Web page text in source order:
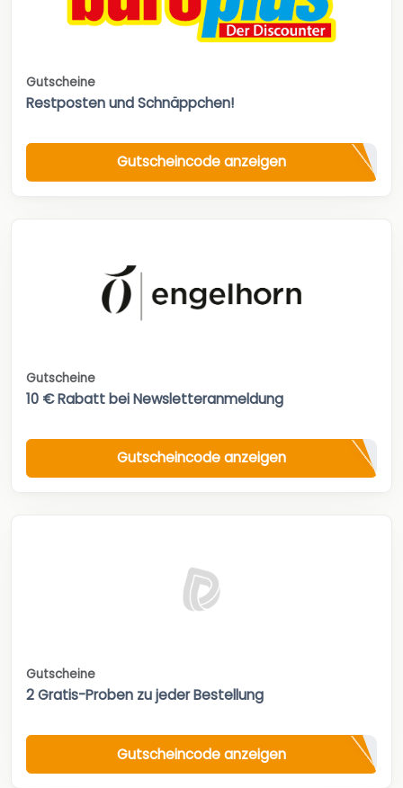
Gutscheine
Restposten und Schnäppchen!
Gutscheincode anzeigen
Gutscheine
10 € Rabatt bei Newsletteranmeldung
Gutscheincode anzeigen
Gutscheine
2 Gratis-Proben zu jeder Bestellung
Gutscheincode anzeigen